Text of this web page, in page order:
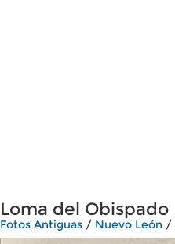
Loma del Obispado
Fotos Antiguas / Nuevo León /